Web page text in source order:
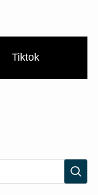
Tiktok